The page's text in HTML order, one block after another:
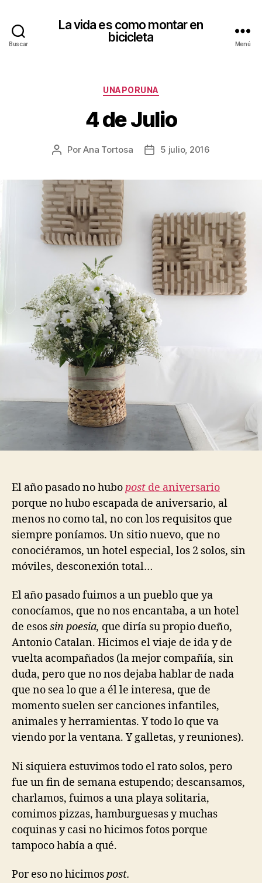
Buscar
La vida es como montar en
bicicleta
Menú
Categorías
UNAPORUNA
4 de Julio
Autor
entrada
PorAna Tortosa
Fecha5 julio, 2016
El año pasado no hubopost de aniversario
porque no hubo escapada de aniversario, al
menos no como tal, no con los requisitos que
siempre poníamos. Un sitio nuevo, que no
conociéramos, un hotel especial, los 2 solos, sin
móviles, desconexión total…
El año pasado fuimos a un pueblo que ya
conocíamos, que no nos encantaba, a un hotel
de esossin poesia, que diría su propio dueño,
Antonio Catalan. Hicimos el viaje de ida y de
vuelta acompañados (la mejor compañía, sin
duda, pero que no nos dejaba hablar de nada
que no sea lo que a él le interesa, que de
momento suelen ser canciones infantiles,
animales y herramientas. Y todo lo que va
viendo por la ventana. Y galletas, y reuniones).
Ni siquiera estuvimos todo el rato solos, pero
fue un fin de semana estupendo; descansamos,
charlamos, fuimos a una playa solitaria,
comimos pizzas, hamburguesas y muchas
coquinas y casi no hicimos fotos porque
tampoco había a qué.
Por eso no hicimospost.